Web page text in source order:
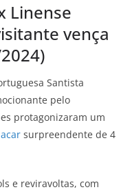
Linense
vença
Santista
pelo
protagonizaram um
surpreendente de 4
e reviravoltas, com